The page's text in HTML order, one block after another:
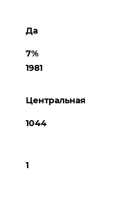
Да
7%
1981
Центральная
1044
1